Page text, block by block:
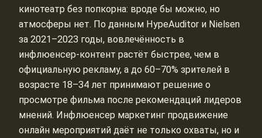
кинотеатр без попкорна: вроде бы можно, но
атмосферы нет. По данным HypeAuditor и Nielsen
за 2021–2023 годы, вовлечённость в
инфлюенсер‑контент растёт быстрее, чем в
официальную рекламу, а до 60–70% зрителей в
возрасте 18–34 лет принимают решение о
просмотре фильма после рекомендаций лидеров
мнений. Инфлюенсер маркетинг продвижение
онлайн мероприятий даёт не только охваты, но и